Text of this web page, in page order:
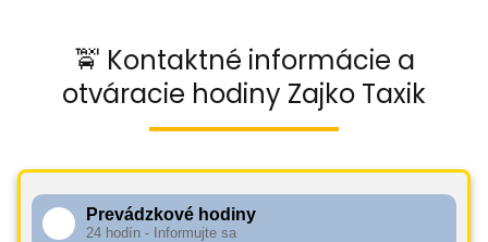
🚖 Kontaktné informácie a
otváracie hodiny Zajko Taxik
Prevádzkové hodiny
24 hodín - Informujte sa